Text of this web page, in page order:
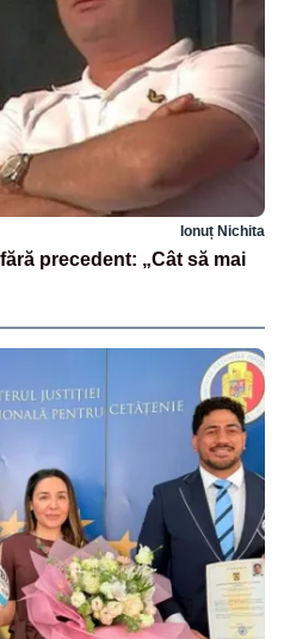
Ionuț Nichita
precedent: „Cât să mai